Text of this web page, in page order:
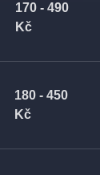
170 - 490
Kč
180 - 450
Kč